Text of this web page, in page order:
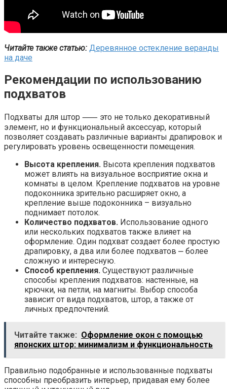
Читайте также статью: Деревянное остекление веранды
на даче
Рекомендации по использованию
подхватов
Подхваты для штор ⸺ это не только декоративный
элемент, но и функциональный аксессуар, который
позволяет создавать различные варианты драпировок и
регулировать уровень освещенности помещения.
Высота крепления. Высота крепления подхватов
может влиять на визуальное восприятие окна и
комнаты в целом. Крепление подхватов на уровне
подоконника зрительно расширяет окно, а
крепление выше подоконника – визуально
поднимает потолок.
Количество подхватов. Использование одного
или нескольких подхватов также влияет на
оформление. Один подхват создает более простую
драпировку, а два или более подхватов ⎼ более
сложную и интересную.
Способ крепления. Существуют различные
способы крепления подхватов: настенные, на
крючки, на петли, на магниты. Выбор способа
зависит от вида подхватов, штор, а также от
личных предпочтений.
Читайте также: Оформление окон с помощью
японских штор: минимализм и функциональность
Правильно подобранные и использованные подхваты
способны преобразить интерьер, придавая ему более